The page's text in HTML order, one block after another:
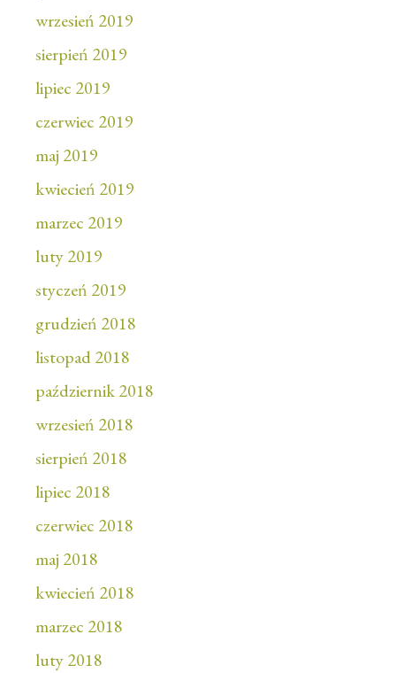
wrzesień 2019
sierpień 2019
lipiec 2019
czerwiec 2019
maj 2019
kwiecień 2019
marzec 2019
luty 2019
styczeń 2019
grudzień 2018
listopad 2018
październik 2018
wrzesień 2018
sierpień 2018
lipiec 2018
czerwiec 2018
maj 2018
kwiecień 2018
marzec 2018
luty 2018